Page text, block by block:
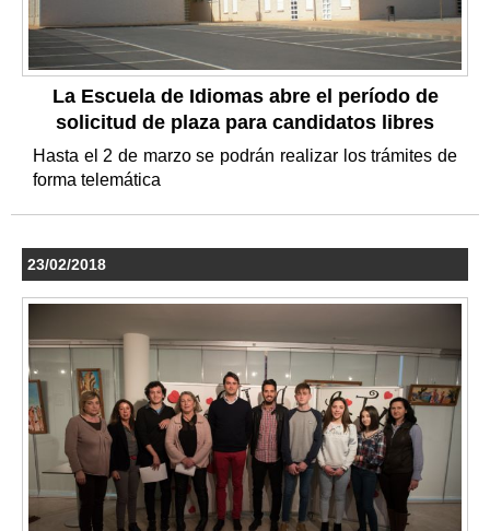
La Escuela de Idiomas abre el período de
solicitud de plaza para candidatos libres
Hasta el 2 de marzo se podrán realizar los trámites de
forma telemática
23/02/2018